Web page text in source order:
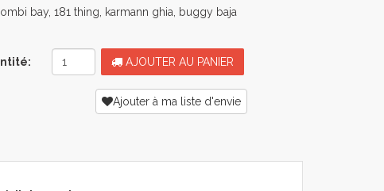
bay, 181 thing, karmann ghia, buggy baja
AJOUTER AU PANIER
Ajouter à ma liste d'envie